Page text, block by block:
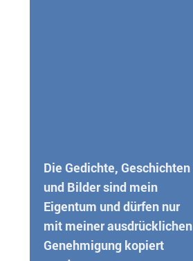
Die Gedichte, Geschichten
und Bilder sind mein
Eigentum und dürfen nur
mit meiner ausdrücklichen
Genehmigung kopiert